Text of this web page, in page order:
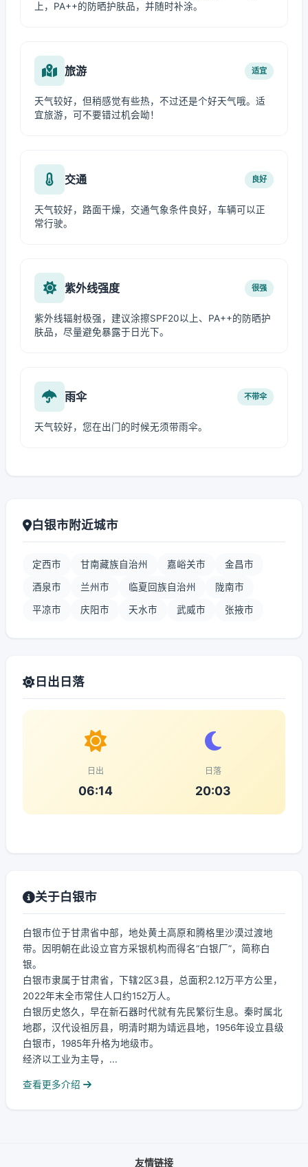
上，PA++的防晒护肤品，并随时补涂。
旅游 适宜
天气较好，但稍感觉有些热，不过还是个好天气哦。适
宜旅游，可不要错过机会呦！
交通 良好
天气较好，路面干燥，交通气象条件良好，车辆可以正
常行驶。
紫外线强度 很强
紫外线辐射极强，建议涂擦SPF20以上、PA++的防晒护
肤品，尽量避免暴露于日光下。
雨伞 不带伞
天气较好，您在出门的时候无须带雨伞。
白银市附近城市
定西市 甘南藏族自治州 嘉峪关市 金昌市
酒泉市 兰州市 临夏回族自治州 陇南市
平凉市 庆阳市 天水市 武威市 张掖市
日出日落
日出
06:14
日落
20:03
关于白银市
白银市位于甘肃省中部，地处黄土高原和腾格里沙漠过渡地
带。因明朝在此设立官方采银机构而得名“白银厂”，简称白
银。
白银市隶属于甘肃省，下辖2区3县，总面积2.12万平方公里，
2022年末全市常住人口约152万人。
白银历史悠久，早在新石器时代就有先民繁衍生息。秦时属北
地郡，汉代设祖厉县，明清时期为靖远县地，1956年设立县级
白银市，1985年升格为地级市。
经济以工业为主导，...
查看更多介绍
友情链接